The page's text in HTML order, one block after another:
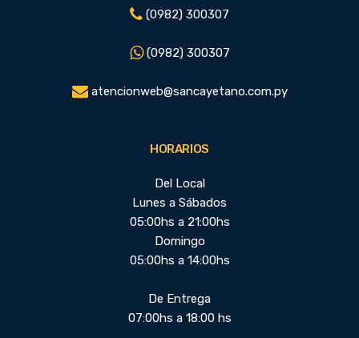
(0982) 300307
(0982) 300307
atencionweb@sancayetano.com.py
HORARIOS
Del Local
Lunes a Sábados
05:00hs a 21:00hs
Domingo
05:00hs a 14:00hs
De Entrega
07:00hs a 18:00 hs